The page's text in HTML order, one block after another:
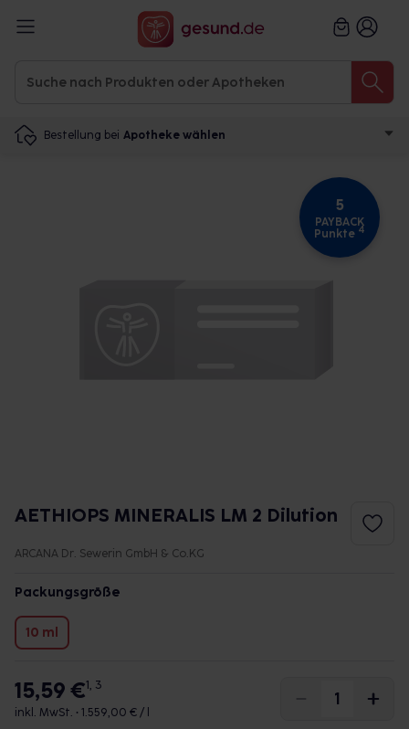
Bestellung bei Apotheke wählen
5
PAYBACK
Punkte 4
AETHIOPS MINERALIS LM 2 Dilution
ARCANA Dr. Sewerin GmbH & Co.KG
Packungsgröße
10 ml
15,59 €1, 3
inkl. MwSt. • 1.559,00 € / l